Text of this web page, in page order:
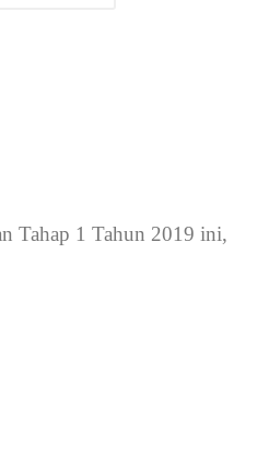
Tahap 1 Tahun 2019 ini,